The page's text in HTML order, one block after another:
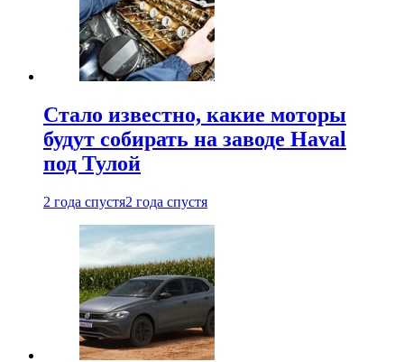
Стало известно, какие моторы
будут собирать на заводе Haval
под Тулой
2 года спустя2 года спустя